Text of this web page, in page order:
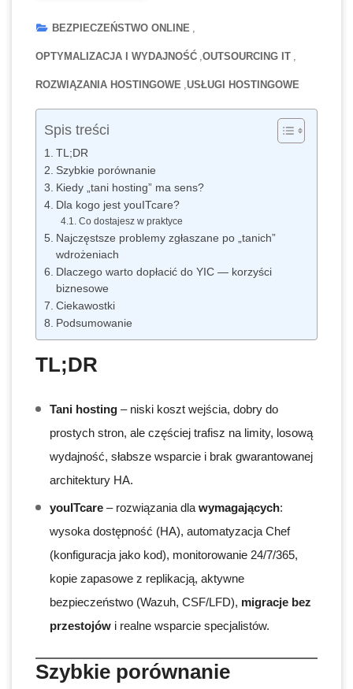
BEZPIECZEŃSTWO ONLINE
OPTYMALIZACJA I WYDAJNOŚĆ OUTSOURCING IT
ROZWIĄZANIA HOSTINGOWE USŁUGI HOSTINGOWE
Spis treści
TL;DR
Szybkie porównanie
Kiedy „tani hosting” ma sens?
Dla kogo jest youITcare?
Co dostajesz w praktyce
Najczęstsze problemy zgłaszane po „tanich”
wdrożeniach
Dlaczego warto dopłacić do YIC — korzyści
biznesowe
Ciekawostki
Podsumowanie
TL;DR
Tani hosting – niski koszt wejścia, dobry do
prostych stron, ale częściej trafisz na limity, losową
wydajność, słabsze wsparcie i brak gwarantowanej
architektury HA.
youITcare – rozwiązania dla wymagających:
wysoka dostępność (HA), automatyzacja Chef
(konfiguracja jako kod), monitorowanie 24/7/365,
kopie zapasowe z replikacją, aktywne
bezpieczeństwo (Wazuh, CSF/LFD), migracje bez
przestojów i realne wsparcie specjalistów.
Szybkie porównanie